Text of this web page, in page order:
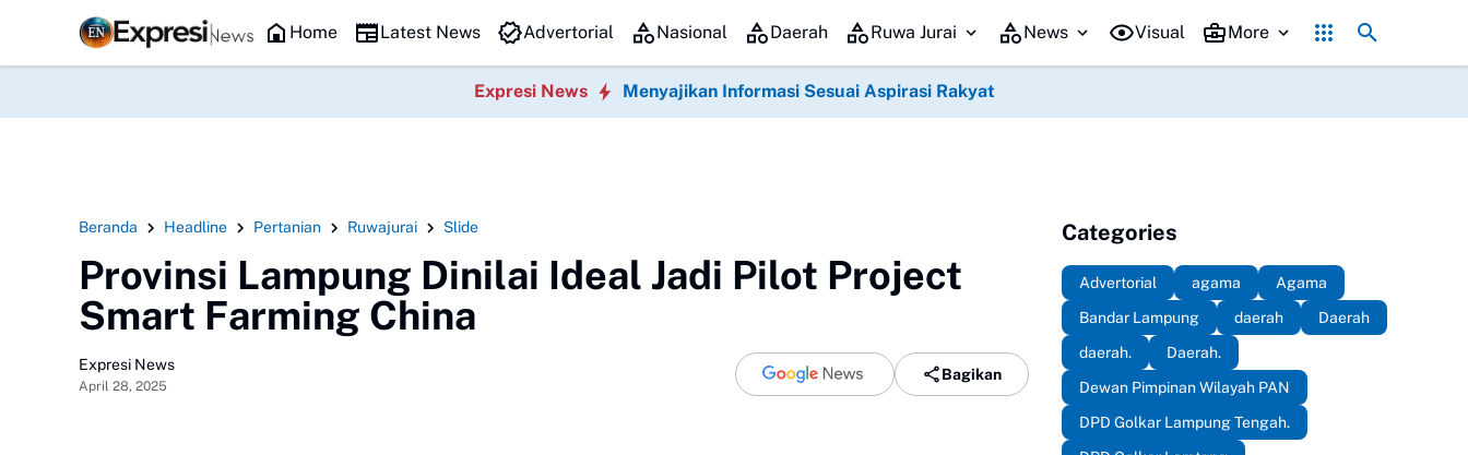
Headline
Pengurus Dewan Perwakilan Ranting (DPRt), dan Relawan Putri Zulkifli Hasan (PZH)resmi di lantik , sekaligus Rapat Kerja Daerah (Rakerda) Tahun 2026 di Gedung Sesat Kota Pemerintah Kota
Home Latest News Advertorial Nasional Daerah Ruwa Jurai News Visual More
Expresi News Menyajikan Informasi Sesuai Aspirasi Rakyat
Beranda Headline Pertanian Ruwajurai Slide
Provinsi Lampung Dinilai Ideal Jadi Pilot Project
Smart Farming China
Expresi News
April 28, 2025
Bagikan
Categories
Advertorial agama
Agama
Bandar Lampung
daerah
Daerah
daerah.
Daerah.
Dewan Pimpinan Wilayah PAN
DPD Golkar Lampung Tengah.